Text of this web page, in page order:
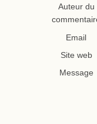
Auteur du
Email
Site web
Message